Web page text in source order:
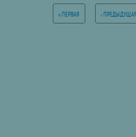
« ПЕРВАЯ ‹ ПРЕДЫДУЩАЯ